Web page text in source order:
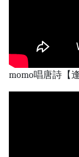
momo唱唐詩【